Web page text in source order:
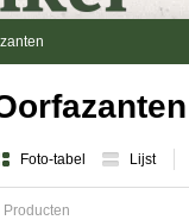
Foto-tabel Lijst
Producten